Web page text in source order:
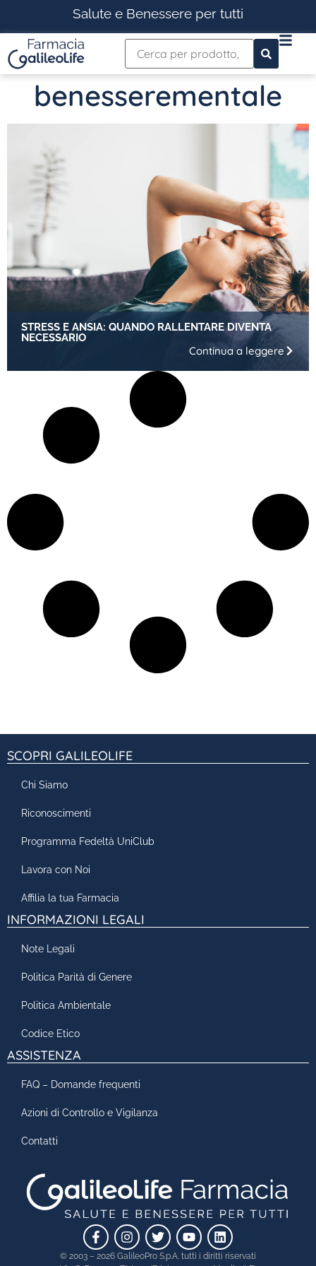
Salute e Benessere per tutti
benesserementale
STRESS E ANSIA: QUANDO RALLENTARE DIVENTA
NECESSARIO
Continua a leggere
© 2003 – 2026 GalileoPro S.p.A. tutti i diritti riservati
SCOPRI GALILEOLIFE
Chi Siamo
Riconoscimenti
Programma Fedeltà UniClub
Lavora con Noi
Affilia la tua Farmacia
INFORMAZIONI LEGALI
Note Legali
Politica Parità di Genere
Politica Ambientale
Codice Etico
ASSISTENZA
FAQ – Domande frequenti
Azioni di Controllo e Vigilanza
Contatti